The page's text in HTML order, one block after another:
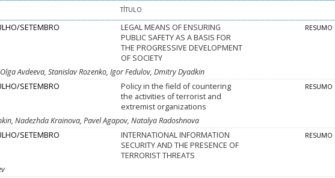
TÍTULO
SETEMBRO
LEGAL MEANS OF ENSURING
PUBLIC SAFETY AS A BASIS FOR
THE PROGRESSIVE DEVELOPMENT
OF SOCIETY
RESUMO
Avdeeva, Stanislav Rozenko, Igor Fedulov, Dmitry Dyadkin
SETEMBRO
Policy in the field of countering
the activities of terrorist and
extremist organizations
RESUMO
Nadezhda Krainova, Pavel Agapov, Natalya Radoshnova
SETEMBRO
INTERNATIONAL INFORMATION
SECURITY AND THE PRESENCE OF
TERRORIST THREATS
RESUMO